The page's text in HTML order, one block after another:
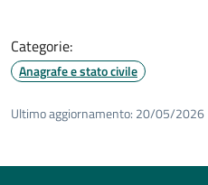
Categorie:
Anagrafe e stato civile
Ultimo aggiornamento: 20/05/2026